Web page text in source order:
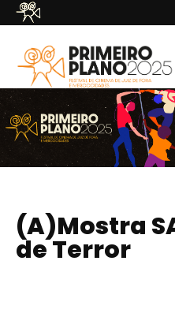
(A)Mostra
de Terror